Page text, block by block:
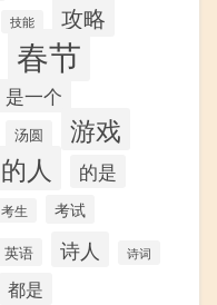
技能 攻略
春节
是一个
汤圆 游戏
的人 的是
考生 考试
英语 诗人 诗词
都是